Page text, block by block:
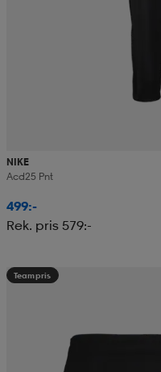
NIKE
Acd25 Pnt
499:-
Rek. pris 579:-
Teampris